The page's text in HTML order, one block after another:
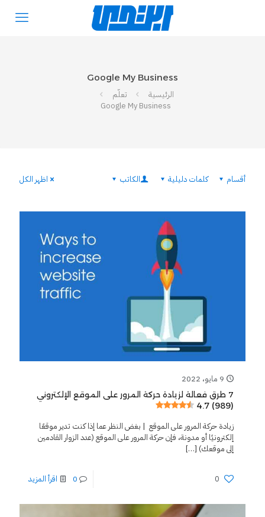
Google My Business
الرئيسية
تعلّم
Google My Business
أقسام كلمات دليلية الكاتب اظهر الكل
9 مايو، 2022
7 طرق فعالة لزيادة حركة المرور على الموقع الإلكتروني
4.7 (989)
زيادة حركة المرور على الموقع | بغض النظر عما إذا كنت تدير موقعًا
إلكترونيًا أو مدونة، فإن حركة المرور على الموقع (عدد الزوار القادمين
إلى موقعك) […]
0
0 اقرأ المزيد